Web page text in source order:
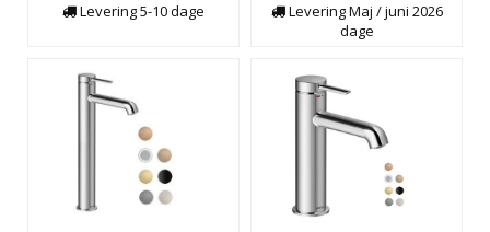
Levering5-10dage
LeveringMaj / juni 2026
dage